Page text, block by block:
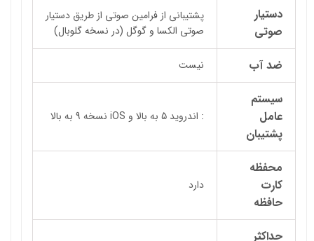
دستیار
صوتی
پشتیبانی از فرامین صوتی از طریق دستیار
صوتی الکسا و گوگل (در نسخه گلوبال)
ضد آب نیست
سیستم
عامل
پشتیبان
: اندروید 5 به بالا و iOS نسخه 9 به بالا
محفظه
کارت
حافظه
دارد
حداکثر